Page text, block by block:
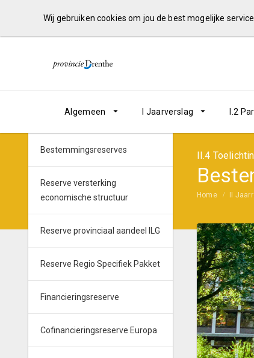
Wij gebruiken cookies om jou de best mogelijke
Algemeen I Jaarverslag I.2
II.4
Home II
Bestemmingsreserves
Reserve versterking
economische structuur
Reserve provinciaal aandeel ILG
Reserve Regio Specifiek Pakket
Financieringsreserve
Cofinancieringsreserve Europa